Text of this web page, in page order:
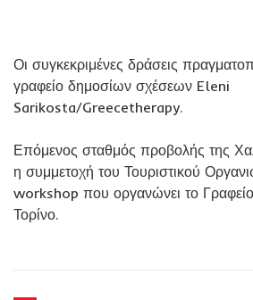
Οι συγκεκριμένες δράσεις
γραφείο δημοσίων σχέσεων Eleni
Sarikosta/Greecetherapy.
Επόμενος σταθμός προβολής της
η συμμετοχή του Τουριστικού
workshop που οργανώνει το
Τορίνο.